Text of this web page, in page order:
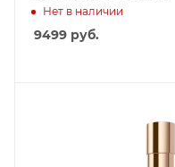
донный клапан без
перелива, хром
Нет в наличии
9499 руб.